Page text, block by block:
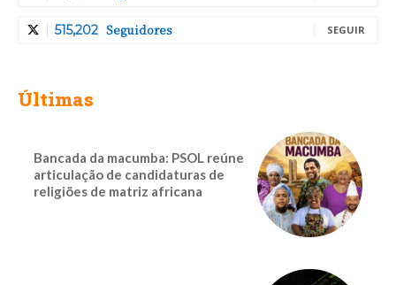
515,202 Seguidores SEGUIR
Últimas
Bancada da macumba: PSOL reúne
articulação de candidaturas de
religiões de matriz africana